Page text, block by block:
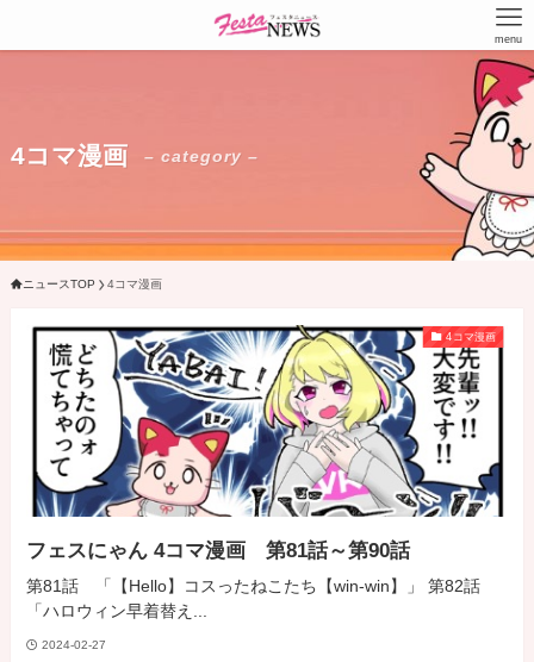
menu
4コマ漫画 – category –
ニュースTOP 4コマ漫画
4コマ漫画
フェスにゃん 4コマ漫画 第81話～第90話
第81話 「【Hello】コスったねこたち【win-win】」 第82話
「ハロウィン早着替え...
2024-02-27